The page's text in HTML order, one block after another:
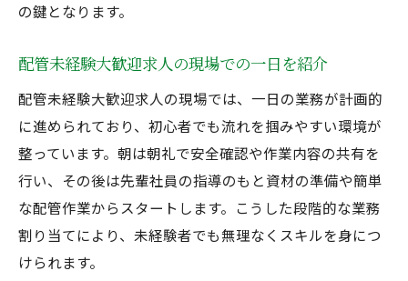
の鍵となります。
配管未経験大歓迎求人の現場での一日を紹介
配管未経験大歓迎求人の現場では、一日の業務が計画的
に進められており、初心者でも流れを掴みやすい環境が
整っています。朝は朝礼で安全確認や作業内容の共有を
行い、その後は先輩社員の指導のもと資材の準備や簡単
な配管作業からスタートします。こうした段階的な業務
割り当てにより、未経験者でも無理なくスキルを身につ
けられます。